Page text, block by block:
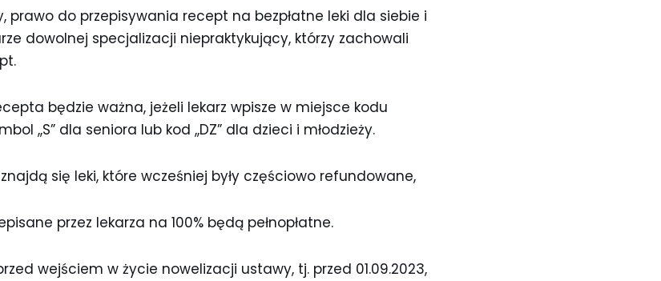
prawo do przepisywania recept na bezpłatne leki dla siebie i
dowolnej specjalizacji niepraktykujący, którzy zachowali
będzie ważna, jeżeli lekarz wpisze w miejsce kodu
,,S” dla seniora lub kod ,,DZ” dla dzieci i młodzieży.
się leki, które wcześniej były częściowo refundowane,
przez lekarza na 100% będą pełnopłatne.
wejściem w życie nowelizacji ustawy, tj. przed 01.09.2023,